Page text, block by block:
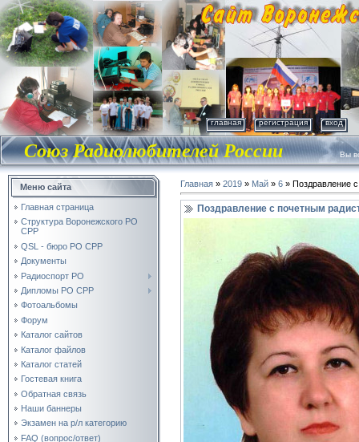
главная регистрация вход
Союз Радиолюбителей России Вы
Меню сайта
Главная страница
Структура Воронежского РО
СРР
QSL - бюро РО СРР
Документы
Радиоспорт РО
Дипломы РО СРР
Фотоальбомы
Форум
Каталог сайтов
Каталог файлов
Каталог статей
Гостевая книга
Обратная связь
Наши баннеры
Экзамен на р/л категорию
FAQ (вопрос/ответ)
Главная » 2019 » Май » 6 » Поздравление
Поздравление с почетным